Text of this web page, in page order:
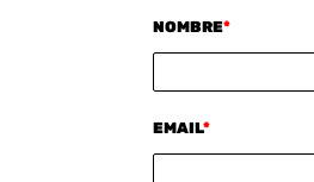
NOMBRE*
EMAIL*